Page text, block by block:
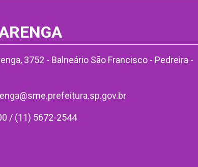
3752 - Balneário São Francisco - Pedreira -
/ (11) 5672-2544